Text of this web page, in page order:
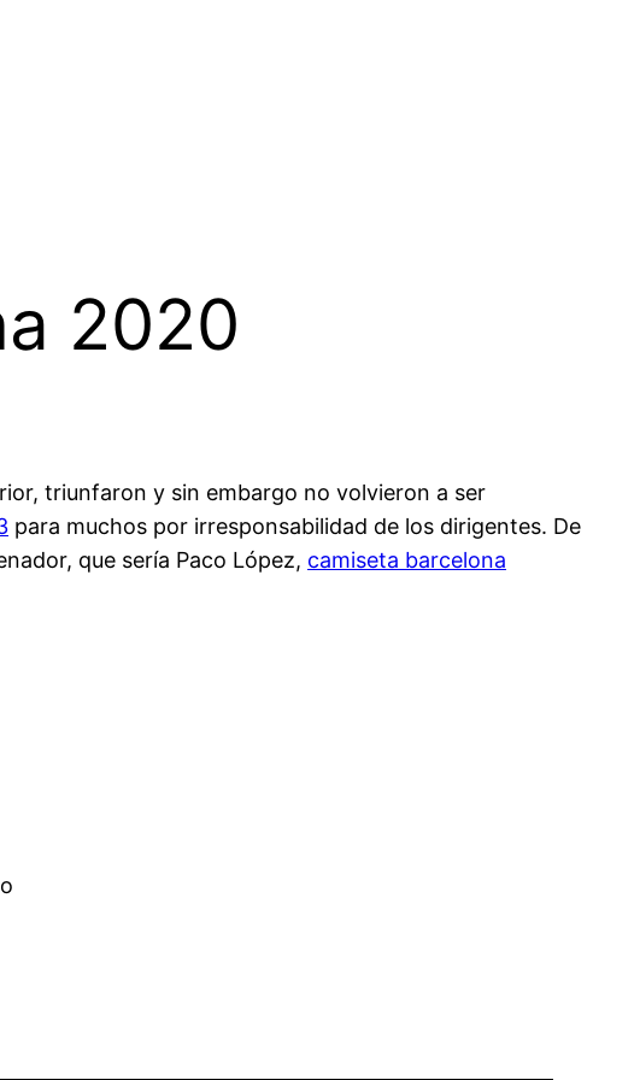
2020
triunfaron y sin embargo no volvieron a ser
para muchos por irresponsabilidad de los dirigentes. De
que sería Paco López, camiseta barcelona